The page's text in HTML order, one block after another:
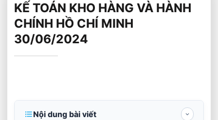
KẾ TOÁN KHO HÀNG VÀ HÀNH
CHÍNH HỒ CHÍ MINH
30/06/2024
Nội dung bài viết